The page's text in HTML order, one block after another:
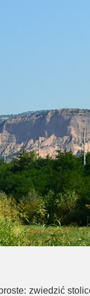
zwiedzić